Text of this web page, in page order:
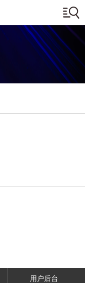
用户后台